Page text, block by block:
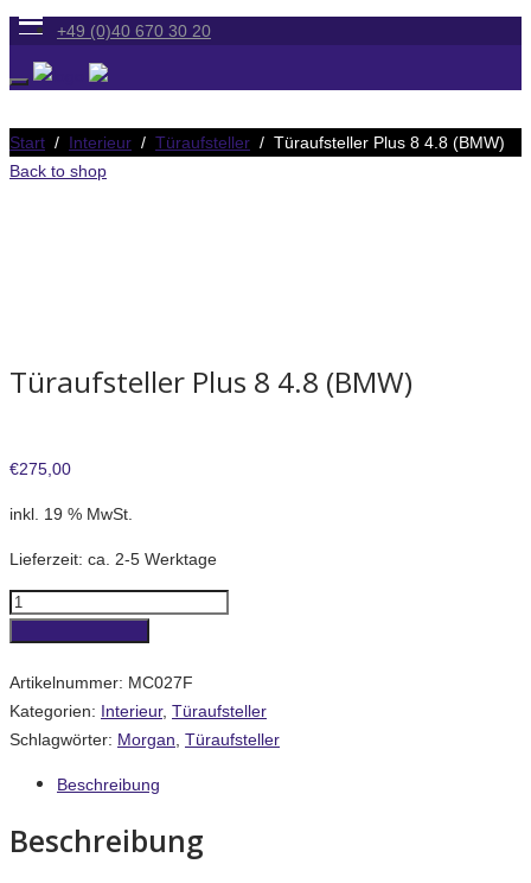
+49 (0)40 670 30 20
Start / Interieur / Türaufsteller / Türaufsteller Plus 8 4.8 (BMW)
Back to shop
Türaufsteller Plus 8 4.8 (BMW)
€275,00
inkl. 19 % MwSt.
Lieferzeit: ca. 2-5 Werktage
Türaufsteller
Plus
4.8
(BMW)
Menge
Artikelnummer: MC027F
Kategorien: Interieur, Türaufsteller
Schlagwörter: Morgan Türaufsteller
Beschreibung
Beschreibung